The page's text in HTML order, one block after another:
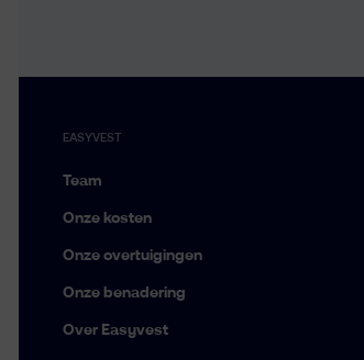
EASYVEST
Team
Onze kosten
Onze overtuigingen
Onze benadering
Over Easyvest